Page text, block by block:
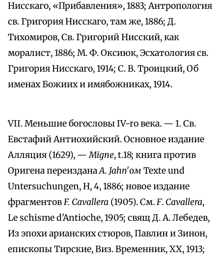
Нисскаго, «Прибавления», 1883; Антропология
св. Григория Нисскаго, там же, 1886; Д.
Тихомиров, Св. Григорий Нисский, как
моралист, 1886; М. Ф. Оксиюк, Эсхатология св.
Григория Нисскаго, 1914; С. В. Троицкий, Об
именах Божиих и имябожниках, 1914.
VII. Меньшие богословы ІV-ro века. — 1. Св.
Евстафий Антиохийский. Основное издание
Алляция (1629), —Migne, t.18; книга против
Оригена переизданаА. Jahn'ом Texte und
Untersuchungen, H, 4, 1886; новое издание
фрагментовF. Cavallera (1905). См.F. Cavallera,
Le schisme d'Antioche, 1905; свящ Д. A. Лебедев,
Из эпохи арианских стюров, Павлин и Зинон,
епископы Тирские, Виз. Временник, XX, 1913;